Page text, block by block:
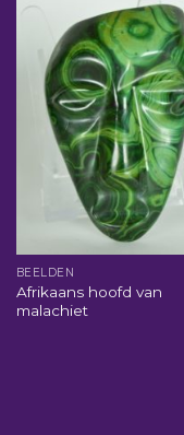
BEELDEN
Afrikaans hoofd van
malachiet